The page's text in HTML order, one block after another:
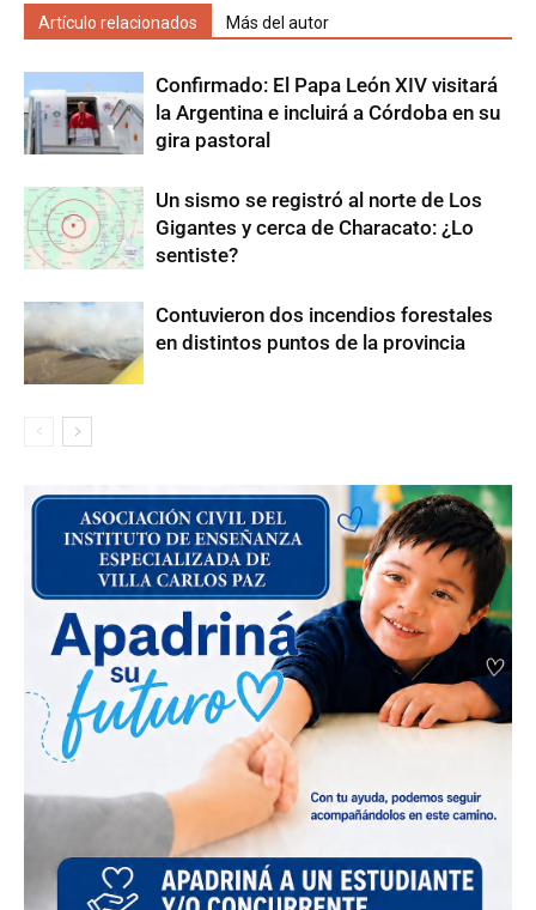
Artículo relacionados Más del autor
Confirmado: El Papa León XIV visitará
la Argentina e incluirá a Córdoba en su
gira pastoral
Un sismo se registró al norte de Los
Gigantes y cerca de Characato: ¿Lo
sentiste?
Contuvieron dos incendios forestales
en distintos puntos de la provincia